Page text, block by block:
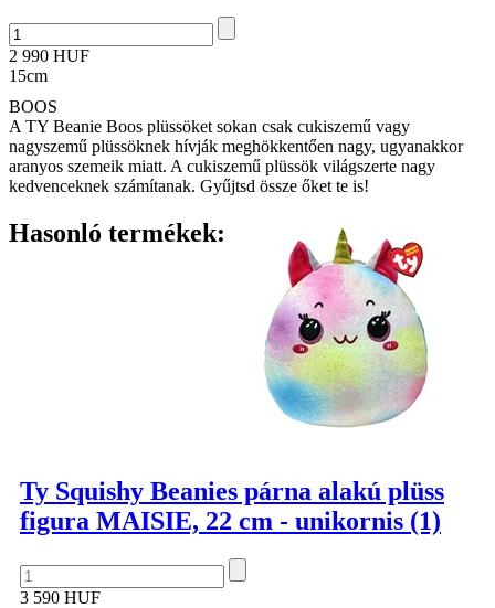
2 990 HUF
15cm
BOOS
A TY Beanie Boos plüssöket sokan csak cukiszemű vagy
nagyszemű plüssöknek hívják meghökkentően nagy, ugyanakkor
aranyos szemeik miatt. A cukiszemű plüssök világszerte nagy
kedvenceknek számítanak. Gyűjtsd össze őket te is!
Hasonló termékek:
Ty Squishy Beanies párna alakú plüss
figura MAISIE, 22 cm - unikornis (1)
3 590 HUF